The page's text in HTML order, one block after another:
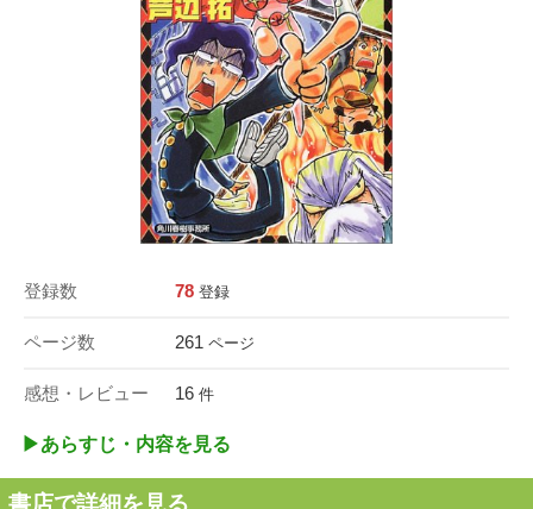
登録数 78 登録
ページ数 261 ページ
感想・レビュー 16 件
▶︎あらすじ・内容を見る
書店で詳細を見る